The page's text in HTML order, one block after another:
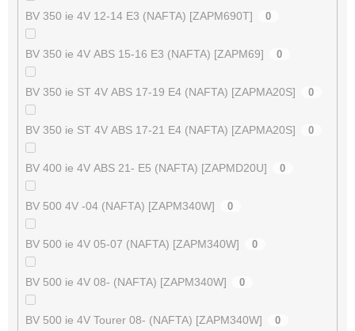
BV 350 ie 4V 12-14 E3 (NAFTA) [ZAPM690T] 0
BV 350 ie 4V ABS 15-16 E3 (NAFTA) [ZAPM69] 0
BV 350 ie ST 4V ABS 17-19 E4 (NAFTA) [ZAPMA20S] 0
BV 350 ie ST 4V ABS 17-21 E4 (NAFTA) [ZAPMA20S] 0
BV 400 ie 4V ABS 21- E5 (NAFTA) [ZAPMD20U] 0
BV 500 4V -04 (NAFTA) [ZAPM340W] 0
BV 500 ie 4V 05-07 (NAFTA) [ZAPM340W] 0
BV 500 ie 4V 08- (NAFTA) [ZAPM340W] 0
BV 500 ie 4V Tourer 08- (NAFTA) [ZAPM340W] 0